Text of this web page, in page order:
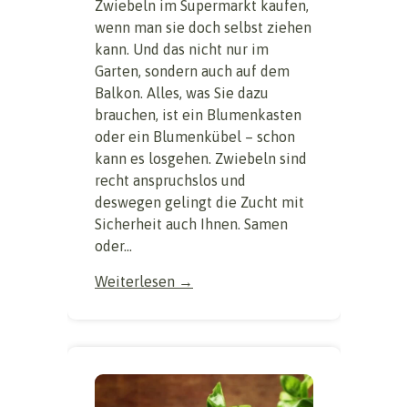
Zwiebeln im Supermarkt kaufen,
wenn man sie doch selbst ziehen
kann. Und das nicht nur im
Garten, sondern auch auf dem
Balkon. Alles, was Sie dazu
brauchen, ist ein Blumenkasten
oder ein Blumenkübel – schon
kann es losgehen. Zwiebeln sind
recht anspruchslos und
deswegen gelingt die Zucht mit
Sicherheit auch Ihnen. Samen
oder...
Weiterlesen →